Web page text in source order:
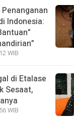
Indonesia:
WIB
di Etalase
Sesaat,
WIB